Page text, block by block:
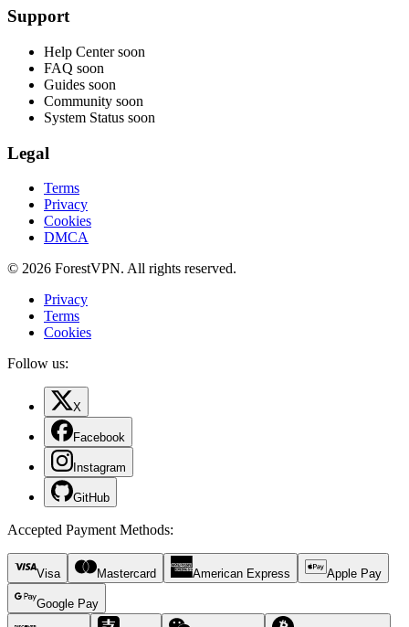
Support
Help Center soon
FAQ soon
Guides soon
Community soon
System Status soon
Legal
Terms
Privacy
Cookies
DMCA
© 2026 ForestVPN. All rights reserved.
Privacy
Terms
Cookies
Follow us:
X
Facebook
Instagram
GitHub
Accepted Payment Methods:
Visa Mastercard American Express Apple Pay
Google Pay